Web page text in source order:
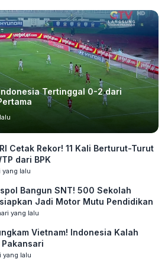
Tertinggal 0-2 dari
Cetak Rekor! 11 Kali Berturut-Turut
dari BPK
lalu
Bangun SNT! 500 Sekolah
Jadi Motor Mutu Pendidikan
yang lalu
Vietnam! Indonesia Kalah
yang lalu